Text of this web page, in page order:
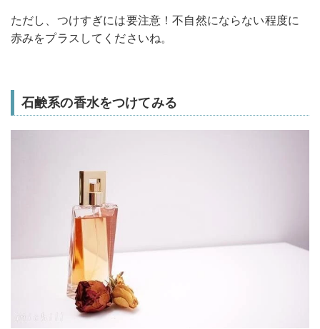
ただし、つけすぎには要注意！不自然にならない程度に
赤みをプラスしてくださいね。
石鹸系の香水をつけてみる